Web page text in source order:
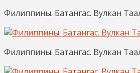
Филиппины. Батангас. Вулкан
Филиппины. Батангас. Вулкан